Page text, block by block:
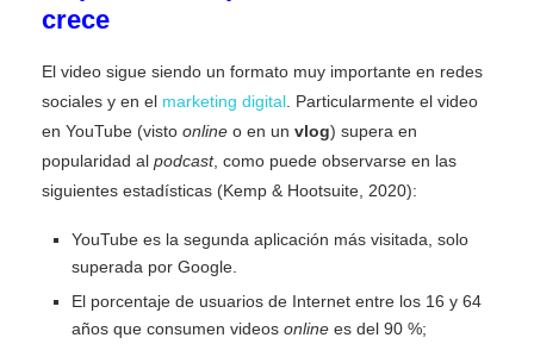
crece
El video sigue siendo un formato muy importante en redes
sociales y en el marketing digital . Particularmente el video
en YouTube (visto online o en un vlog) supera en
popularidad al podcast, como puede observarse en las
siguientes estadísticas (Kemp & Hootsuite, 2020):
YouTube es la segunda aplicación más visitada, solo
superada por Google.
El porcentaje de usuarios de Internet entre los 16 y 64
años que consumen videos online es del 90 %;